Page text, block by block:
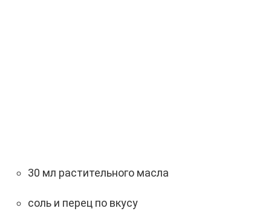
30 мл растительного масла
соль и перец по вкусу